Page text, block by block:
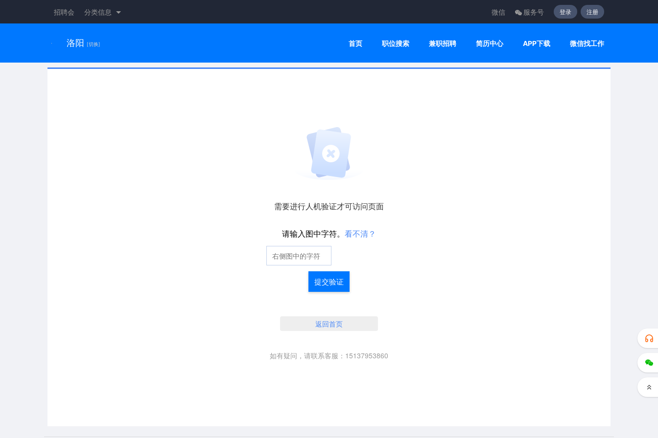
招聘会 分类信息 微信 服务号 登录 注册
洛阳 [切换] 首页 职位搜索 兼职招聘 简历中心 APP下载 微信找工作
需要进行人机验证才可访问页面
请输入图中字符。 看不清？
提交验证
返回首页
如有疑问，请联系客服：15137953860